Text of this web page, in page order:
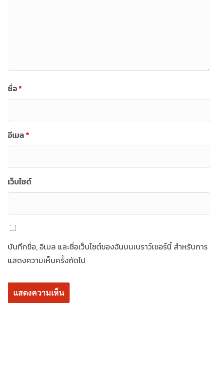
ชื่อ*
อีเมล*
เว็บไซต์
บันทึกชื่อ, อีเมล และชื่อเว็บไซต์ของฉันบนเบราว์เซอร์นี้ สำหรับการ
แสดงความเห็นครั้งถัดไป